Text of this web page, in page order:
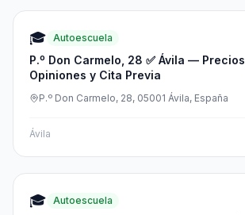
🎓 Autoescuela
P.º Don Carmelo, 28 ✅ Ávila — Precios,
Opiniones y Cita Previa
P.º Don Carmelo, 28, 05001 Ávila, España
Ávila
🎓 Autoescuela